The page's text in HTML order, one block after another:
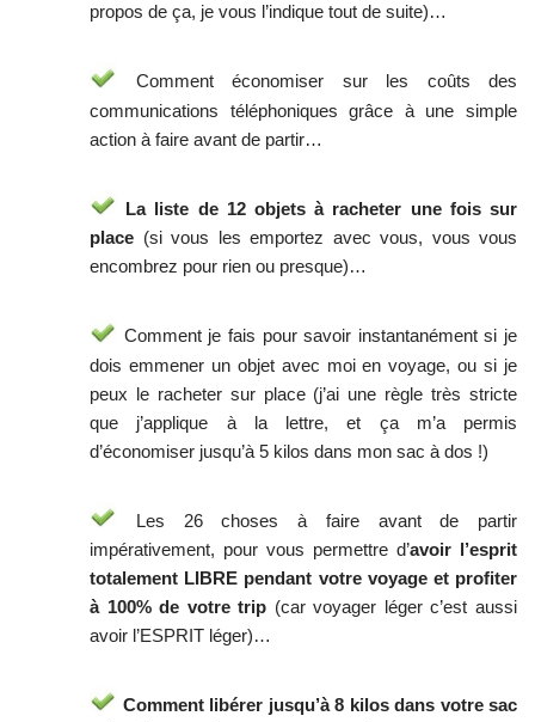
propos de ça, je vous l’indique tout de suite)…
Comment économiser sur les coûts des
communications téléphoniques grâce à une simple
action à faire avant de partir…
La liste de 12 objets à racheter une fois sur
place (si vous les emportez avec vous, vous vous
encombrez pour rien ou presque)…
Comment je fais pour savoir instantanément si je
dois emmener un objet avec moi en voyage, ou si je
peux le racheter sur place (j’ai une règle très stricte
que j’applique à la lettre, et ça m’a permis
d’économiser jusqu’à 5 kilos dans mon sac à dos !)
Les 26 choses à faire avant de partir
impérativement, pour vous permettre d’avoir l’esprit
totalement LIBRE pendant votre voyage et profiter
à 100% de votre trip (car voyager léger c’est aussi
avoir l’ESPRIT léger)…
Comment libérer jusqu’à 8 kilos dans votre sac